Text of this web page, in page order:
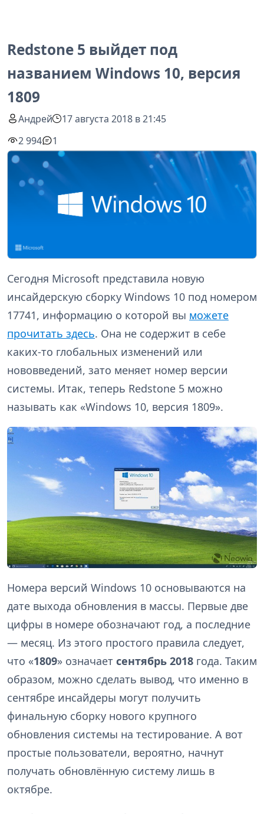
Redstone 5 выйдет под
названием Windows 10, версия
1809
Андрей
17 августа 2018 в 21:45
2 994
1
Сегодня Microsoft представила новую
инсайдерскую сборку Windows 10 под номером
17741, информацию о которой вы можете
прочитать здесь. Она не содержит в себе
каких-то глобальных изменений или
нововведений, зато меняет номер версии
системы. Итак, теперь Redstone 5 можно
называть как «Windows 10, версия 1809».
Номера версий Windows 10 основываются на
дате выхода обновления в массы. Первые две
цифры в номере обозначают год, а последние
— месяц. Из этого простого правила следует,
что «1809» означает сентябрь 2018 года. Таким
образом, можно сделать вывод, что именно в
сентябре инсайдеры могут получить
финальную сборку нового крупного
обновления системы на тестирование. А вот
простые пользователи, вероятно, начнут
получать обновлённую систему лишь в
октябре.